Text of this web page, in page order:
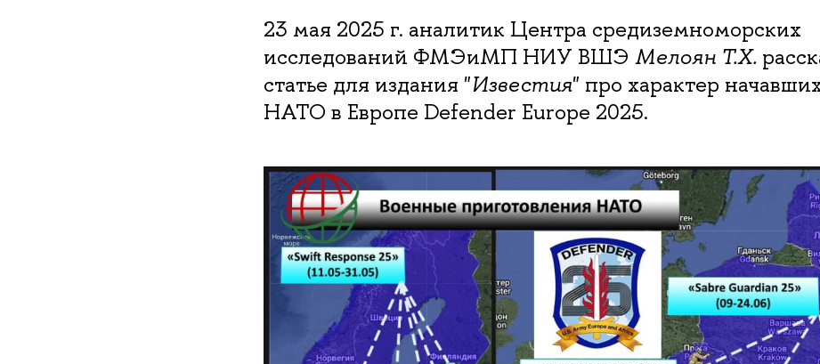
23 мая 2025 г. аналитик Центра средиземноморских
исследований ФМЭиМП НИУ ВШЭ Мелоян Т.Х.
статье для издания "Известия" про характер
НАТО в Европе Defender Europe 2025.